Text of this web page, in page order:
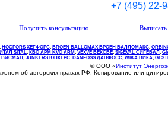
+7 (495) 22-
Получить консультацию
, НOGFORS ХЕГФОРС, BROEN BALLOMAX БРОЕН БАЛЛОМАКС,
SITAL, КВО АРМ KVO ARM, VEXVE ВЕКСВЕ, SIGEVAL СИГЕВАЛ ,
ВИСМАН , JUNKERS ЮНКЕРС. DANFOSS ДАНФОСС, WIKA ВИКА,
© ООО «Институт
об авторских правах РФ. Копирование или